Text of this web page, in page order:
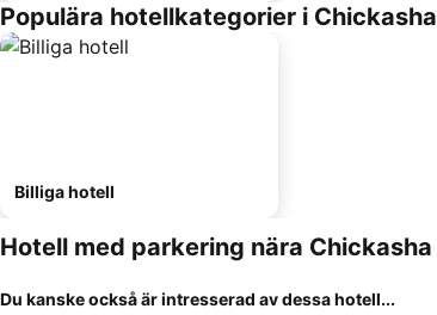
Populära hotellkategorier i Chickasha
Billiga hotell
Hotell med parkering nära Chickasha
Du kanske också är intresserad av dessa hotell...